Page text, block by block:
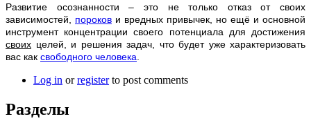
Развитие осознанности – это не только отказ от своих
зависимостей, пороков и вредных привычек, но ещё и основной
инструмент концентрации своего потенциала для достижения
своих целей, и решения задач, что будет уже характеризовать
вас как свободного человека
Log in orregisterto post comments
Разделы